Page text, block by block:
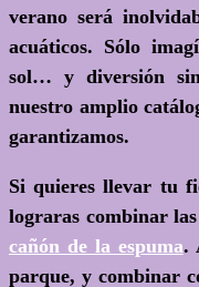
verano será
acuáticos. Sólo
sol… y diversión
nuestro amplio
garantizamos.
Si quieres llevar tu
lograras combinar
cañón de la espuma.
parque, y combinar